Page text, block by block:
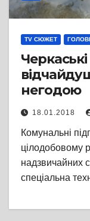
TV СЮЖЕТ
негодою
18.01.2018
Комунальні
цілодобовому
надзвичайних
спеціальна